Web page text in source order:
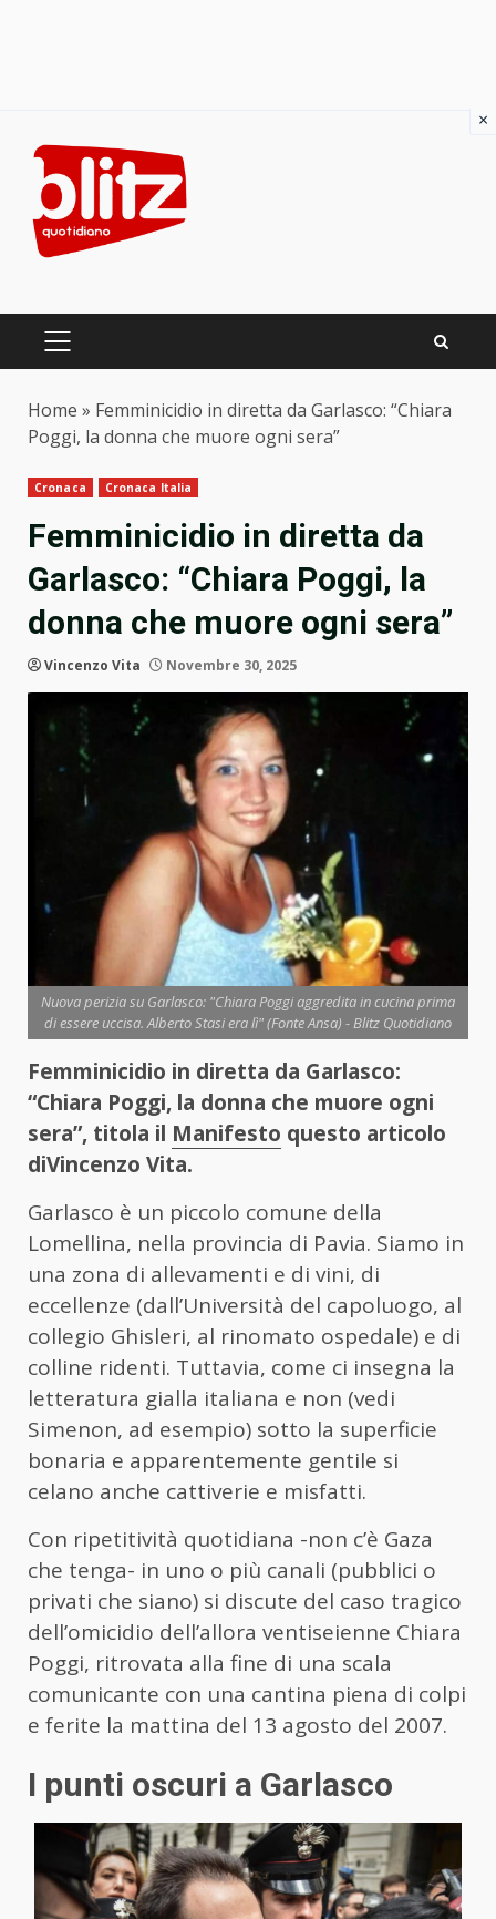
content
PRIMARY
Home » Femminicidio in diretta da Garlasco: “Chiara
Poggi, la donna che muore ogni sera”
Cronaca Cronaca Italia
Femminicidio in diretta da
Garlasco: “Chiara Poggi, la
donna che muore ogni sera”
Vincenzo Vita Novembre 30, 2025
Nuova perizia su Garlasco: "Chiara Poggi aggredita in cucina prima
di essere uccisa. Alberto Stasi era lì" (Fonte Ansa) - Blitz Quotidiano
Femminicidio in diretta da Garlasco:
“Chiara Poggi, la donna che muore ogni
sera”, titola il Manifesto questo articolo
diVincenzo Vita.
Garlasco è un piccolo comune della
Lomellina, nella provincia di Pavia. Siamo in
una zona di allevamenti e di vini, di
eccellenze (dall’Università del capoluogo, al
collegio Ghisleri, al rinomato ospedale) e di
colline ridenti. Tuttavia, come ci insegna la
letteratura gialla italiana e non (vedi
Simenon, ad esempio) sotto la superficie
bonaria e apparentemente gentile si
celano anche cattiverie e misfatti.
Con ripetitività quotidiana -non c’è Gaza
che tenga- in uno o più canali (pubblici o
privati che siano) si discute del caso tragico
dell’omicidio dell’allora ventiseienne Chiara
Poggi, ritrovata alla fine di una scala
comunicante con una cantina piena di colpi
e ferite la mattina del 13 agosto del 2007.
I punti oscuri a Garlasco
×